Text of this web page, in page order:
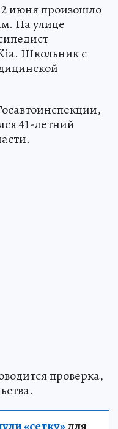
2 июня произошло
На улице
Школьник с
41-летний
проверка,